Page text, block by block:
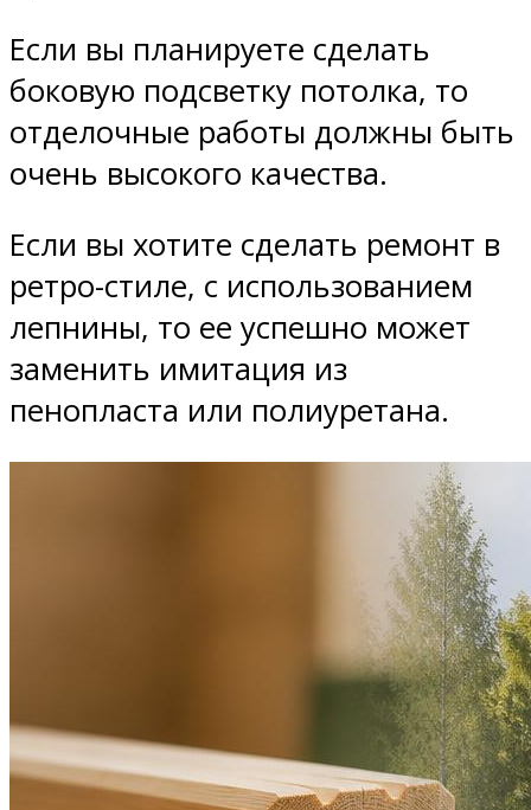
Если вы планируете сделать
боковую подсветку потолка, то
отделочные работы должны быть
очень высокого качества.
Если вы хотите сделать ремонт в
ретро-стиле, с использованием
лепнины, то ее успешно может
заменить имитация из
пенопласта или полиуретана.